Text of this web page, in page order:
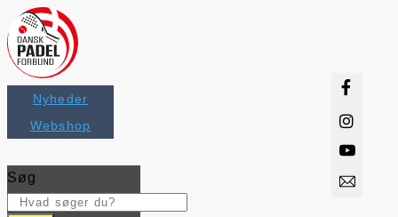
Videre
til
indhold
Nyheder
Webshop
Søg